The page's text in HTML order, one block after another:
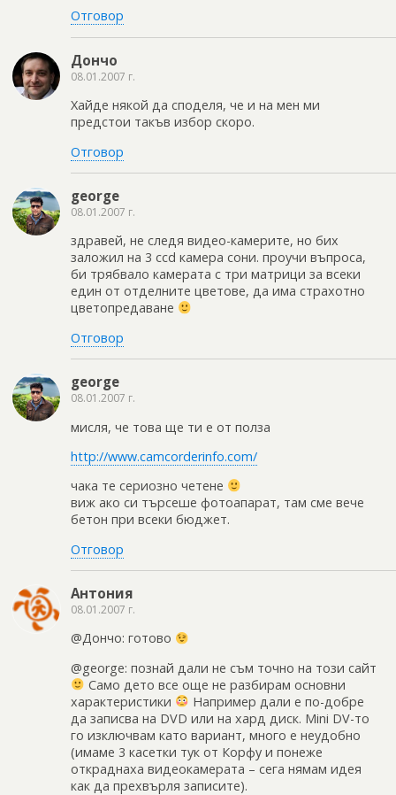
Отговор
Дончо
08.01.2007 г.
Хайде някой да споделя, че и на мен ми
предстои такъв избор скоро.
Отговор
george
08.01.2007 г.
здравей, не следя видео-камерите, но бих
заложил на 3 ccd камера сони. проучи въпроса,
би трябвало камерата с три матрици за всеки
един от отделните цветове, да има страхотно
цветопредаване
Отговор
george
08.01.2007 г.
мисля, че това ще ти е от полза
http://www.camcorderinfo.com/
чака те сериозно четене
виж ако си търсеше фотоапарат, там сме вече
бетон при всеки бюджет.
Отговор
Антония
08.01.2007 г.
@Дончо: готово
@george: познай дали не съм точно на този сайт
Само дето все още не разбирам основни
характеристики
Например дали е по-добре
да записва на DVD или на хард диск. Mini DV-то
го изключвам като вариант, много е неудобно
(имаме 3 касетки тук от Корфу и понеже
откраднаха видеокамерата – сега нямам идея
как да прехвърля записите).